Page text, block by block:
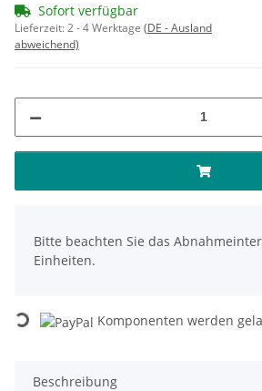
Sofort verfügbar
Lieferzeit:2 - 4 Werktage (DE - Ausland
abweichend)
Bitte beachten Sie das
Einheiten.
Loading... Komponenten werden
Beschreibung